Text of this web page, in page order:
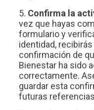
5. Confirma la
vez que hayas
formulario y
identidad, recibirás
confirmación de
Bienestar ha sido
correctamente.
guardar esta
futuras